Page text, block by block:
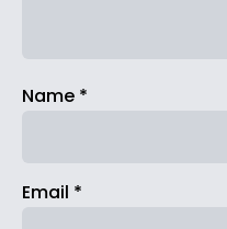
Name *
Email *